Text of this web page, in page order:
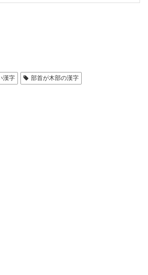
漢字 部首が木部の漢字